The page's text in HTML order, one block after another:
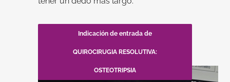
Indicación de entrada de
QUIROCIRUGIA RESOLUTIVA:
OSTEOTRIPSIA